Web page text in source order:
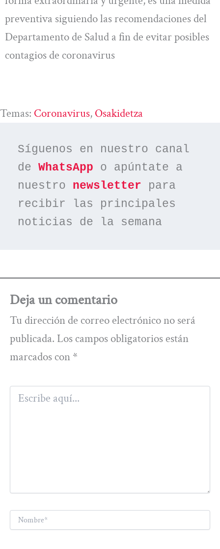
preventiva siguiendo las recomendaciones del
Departamento de Salud a fin de evitar posibles
contagios de coronavirus
Temas: Coronavirus, Osakidetza
Síguenos en nuestro canal
de WhatsApp o apúntate a
nuestro newsletter para
recibir las principales
noticias de la semana
Deja un comentario
Tu dirección de correo electrónico no será
publicada. Los campos obligatorios están
marcados con *
Escribe
aquí...